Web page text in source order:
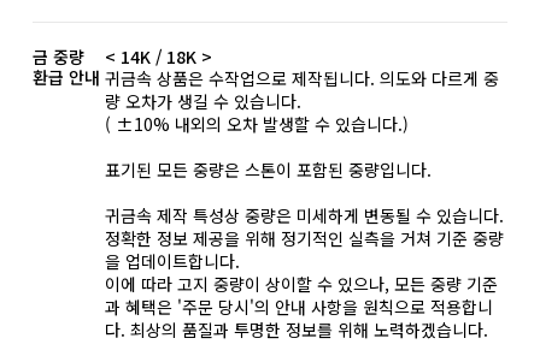
금 중량
환급 안내
< 14K / 18K >
귀금속 상품은 수작업으로 제작됩니다. 의도와 다르게 중
량 오차가 생길 수 있습니다.
( ±10% 내외의 오차 발생할 수 있습니다.)
표기된 모든 중량은 스톤이 포함된 중량입니다.
귀금속 제작 특성상 중량은 미세하게 변동될 수 있습니다.
정확한 정보 제공을 위해 정기적인 실측을 거쳐 기준 중량
을 업데이트합니다.
이에 따라 고지 중량이 상이할 수 있으나, 모든 중량 기준
과 혜택은 '주문 당시'의 안내 사항을 원칙으로 적용합니
다. 최상의 품질과 투명한 정보를 위해 노력하겠습니다.